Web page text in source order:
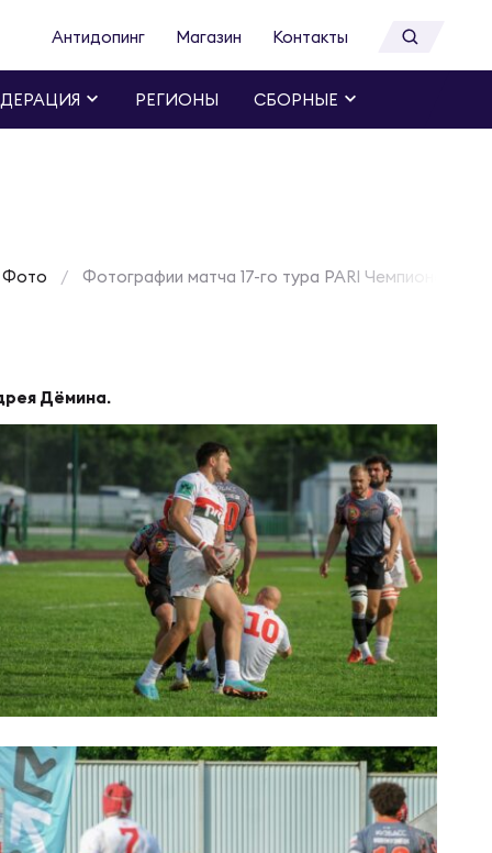
Антидопинг Магазин Контакты
РЕГИОНЫ СБОРНЫЕ
Фото Фотографии матча 17-го тура PARI Чемпионата
Дёмина.